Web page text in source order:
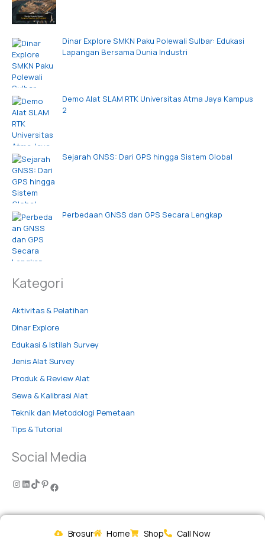
Dinar Explore SMKN Paku Polewali Sulbar: Edukasi
Lapangan Bersama Dunia Industri
Demo Alat SLAM RTK Universitas Atma Jaya Kampus
2
Sejarah GNSS: Dari GPS hingga Sistem Global
Perbedaan GNSS dan GPS Secara Lengkap
Kategori
Aktivitas & Pelatihan
Dinar Explore
Edukasi & Istilah Survey
Jenis Alat Survey
Produk & Review Alat
Sewa & Kalibrasi Alat
Teknik dan Metodologi Pemetaan
Tips & Tutorial
Social Media
Brosur Home Shop Call Now